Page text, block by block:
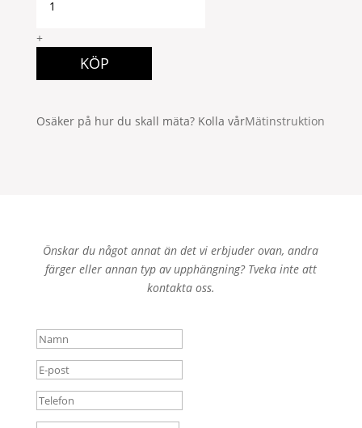
140x280
GRÖN
+
KÖP
Osäker på hur du skall mäta? Kolla vårMätinstruktion
Önskar du något annat än det vi erbjuder ovan, andra
färger eller annan typ av upphängning? Tveka inte att
kontakta oss.